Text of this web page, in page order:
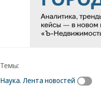
Темы:
Наука. Лента новостей